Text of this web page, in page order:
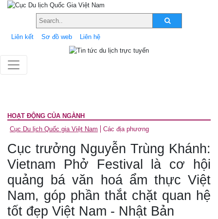
Liên kết Sơ đồ web Liên hệ
HOẠT ĐỘNG CỦA NGÀNH
Cục Du lịch Quốc gia Việt Nam
Các địa phương
Cục trưởng Nguyễn Trùng Khánh:
Vietnam Phở Festival là cơ hội
quảng bá văn hoá ẩm thực Việt
Nam, góp phần thắt chặt quan hệ
tốt đẹp Việt Nam - Nhật Bản